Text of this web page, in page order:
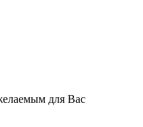
для Вас